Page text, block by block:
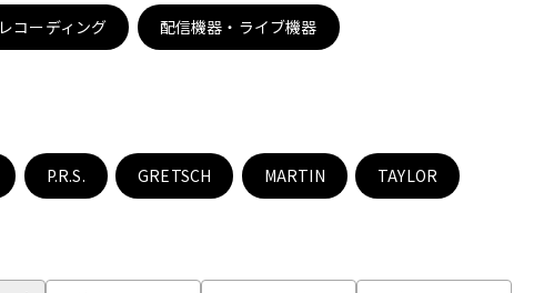
レコーディング 配信機器・ライブ機器
P.R.S. GRETSCH MARTIN TAYLOR